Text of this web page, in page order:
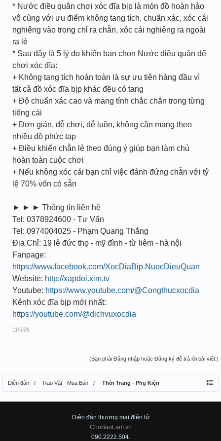
* Nước điều quân chơi xóc đĩa bịp là món đồ hoàn hảo
vô cùng với ưu điểm không tang tích, chuẩn xác, xóc cái
nghiêng vào trong chỉ ra chẵn, xóc cái nghiêng ra ngoài
ra lẻ
* Sau đây là 5 lý do khiến bạn chọn Nước điều quân để
chơi xóc đĩa:
+ Không tang tích hoàn toàn là sự ưu tiên hàng đầu vì
tất cả đồ xóc đĩa bịp khác đều có tang
+ Độ chuẩn xác cao và mang tính chắc chắn trong từng
tiếng cái
+ Đơn giản, dễ chơi, dễ luồn, không cần mang theo
nhiều đồ phức tạp
+ Điều khiển chẵn lẻ theo đúng ý giúp bạn làm chủ
hoàn toàn cuộc chơi
+ Nếu không xóc cái bạn chỉ việc đánh đứng chẵn với tỷ
lệ 70% vốn có sẵn
► ► ► Thông tin liên hệ
Tel: 0378924600 - Tư Vấn
Tel: 0974004025 - Phạm Quang Thắng
Địa Chỉ: 19 lê đức thọ - mỹ đình - từ liêm - hà nội
Fanpage:
https://www.facebook.com/XocDiaBip.NuocDieuQuan
Website: http://xapdoi.xim.tv
Youtube: https://www.youtube.com/@Congthucxocdia
Kênh xóc đĩa bịp mới nhất:
https://youtube.com/@dichvuxocdia
11/5/26
(Bạn phải Đăng nhập hoặc Đăng ký để trả lời bài viết.)
Diễn đàn Rao Vặt - Mua Bán Thời Trang - Phụ Kiện
Diên đàn thương mại điện tử
ChoBaoLam.vn
090.2222.504.